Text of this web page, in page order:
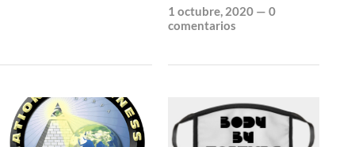
1 octubre, 2020— 0
comentarios